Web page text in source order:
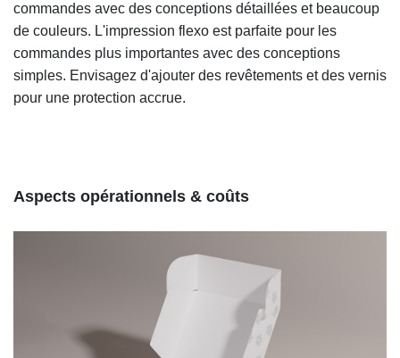
commandes avec des conceptions détaillées et beaucoup
de couleurs. L'impression flexo est parfaite pour les
commandes plus importantes avec des conceptions
simples. Envisagez d'ajouter des revêtements et des vernis
pour une protection accrue.
Aspects opérationnels & coûts